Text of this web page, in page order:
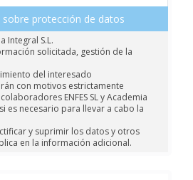
protección de datos
Integral S.L.
solicitada, gestión de la
del interesado
con motivos estrictamente
ENFES SL y Academia
es necesario para llevar a cabo la
y suprimir los datos y otros
en la información adicional.